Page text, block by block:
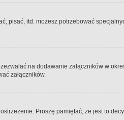
itd. możesz potrzebować
na dodawanie załączników w
załączników.
Proszę pamiętać, że jest to